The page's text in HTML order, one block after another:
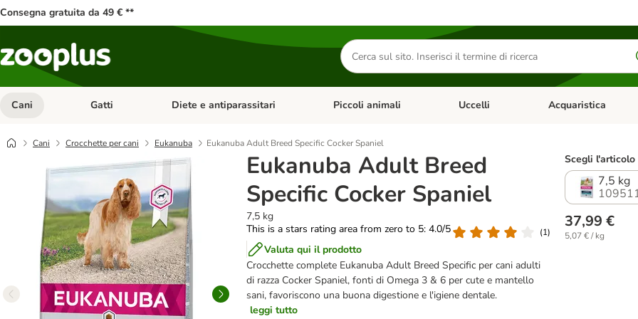
Consegna gratuita da 49 € **
Cerca
prodotti
Cani Apri Menu Categoria: Cani
Gatti Apri Menu Categoria: Gatti
Diete e antiparassitari Apri Menu Categoria: Diete e antiparassitari
Piccoli animali Apri Menu Categoria: Piccoli animali
Uccelli Apri Menu Categoria:
Acquaristica
Cani Crocchette per cani Eukanuba Eukanuba Adult Breed Specific Cocker Spaniel
Eukanuba Adult Breed
Specific Cocker Spaniel
7,5 kg
This is a stars rating area from zero to 5: 4.0/5
(1)
Valuta qui il prodotto
Crocchette complete Eukanuba Adult Breed Specific per cani adulti
di razza Cocker Spaniel, fonti di Omega 3 & 6 per cute e mantello
sani, favoriscono una buona digestione e l'igiene dentale.
leggi tutto
Scegli
7,5 kg
37,99 €
5,07 € / kg